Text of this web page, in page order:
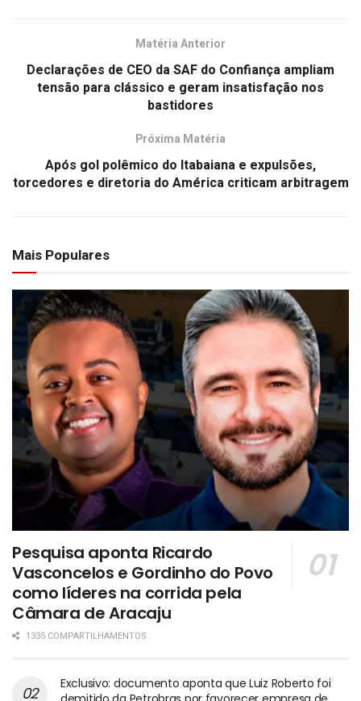
Matéria Anterior
Declarações de CEO da SAF do Confiança ampliam
tensão para clássico e geram insatisfação nos
bastidores
Próxima Matéria
Após gol polêmico do Itabaiana e expulsões,
torcedores e diretoria do América criticam arbitragem
Mais Populares
Pesquisa aponta Ricardo
Vasconcelos e Gordinho do Povo
como líderes na corrida pela
Câmara de Aracaju
1335 COMPARTILHAMENTOS
Exclusivo: documento aponta que Luiz Roberto foi